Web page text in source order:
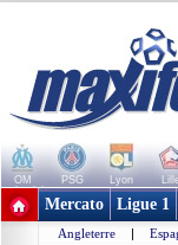
OM PSG Lyon
+ de clubs
Mercato Ligue 1
Angleterre |